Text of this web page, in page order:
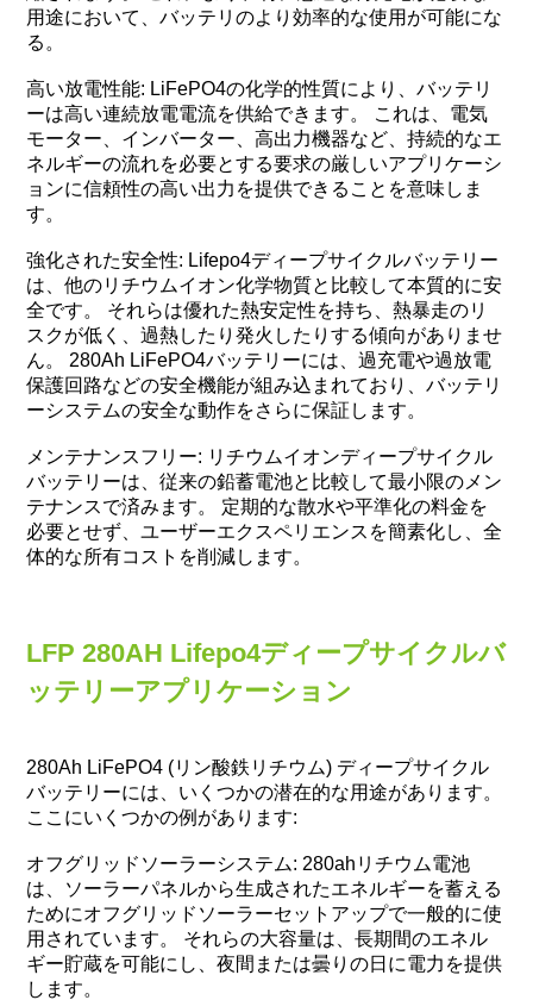
用途において、バッテリのより効率的な使用が可能にな
る。
高い放電性能: LiFePO4の化学的性質により、バッテリ
ーは高い連続放電電流を供給できます。 これは、電気
モーター、インバーター、高出力機器など、持続的なエ
ネルギーの流れを必要とする要求の厳しいアプリケーシ
ョンに信頼性の高い出力を提供できることを意味しま
す。
強化された安全性: Lifepo4ディープサイクルバッテリー
は、他のリチウムイオン化学物質と比較して本質的に安
全です。 それらは優れた熱安定性を持ち、熱暴走のリ
スクが低く、過熱したり発火したりする傾向がありませ
ん。 280Ah LiFePO4バッテリーには、過充電や過放電
保護回路などの安全機能が組み込まれており、バッテリ
ーシステムの安全な動作をさらに保証します。
メンテナンスフリー: リチウムイオンディープサイクル
バッテリーは、従来の鉛蓄電池と比較して最小限のメン
テナンスで済みます。 定期的な散水や平準化の料金を
必要とせず、ユーザーエクスペリエンスを簡素化し、全
体的な所有コストを削減します。
LFP 280AH Lifepo4ディープサイクルバ
ッテリーアプリケーション
280Ah LiFePO4 (リン酸鉄リチウム) ディープサイクル
バッテリーには、いくつかの潜在的な用途があります。
ここにいくつかの例があります:
オフグリッドソーラーシステム: 280ahリチウム電池
は、ソーラーパネルから生成されたエネルギーを蓄える
ためにオフグリッドソーラーセットアップで一般的に使
用されています。 それらの大容量は、長期間のエネル
ギー貯蔵を可能にし、夜間または曇りの日に電力を提供
します。